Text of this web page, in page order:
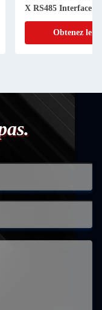
X RS485 Interface
Obtenez le